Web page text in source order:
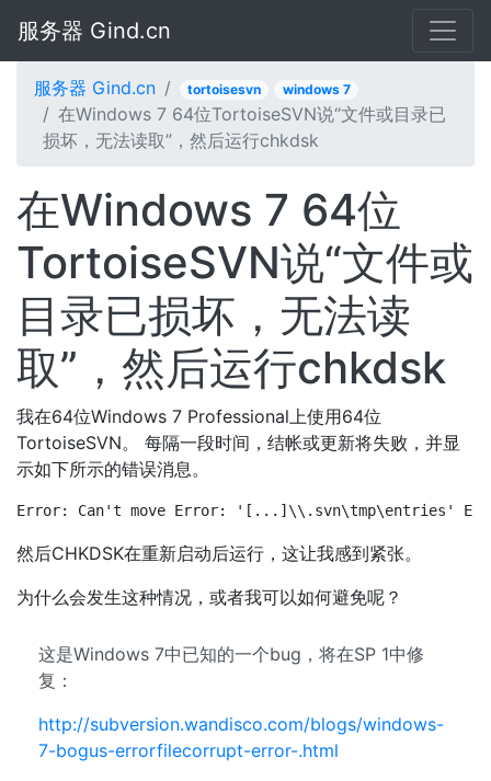
服务器 Gind.cn
服务器 Gind.cn tortoisesvn windows 7
在Windows 7 64位TortoiseSVN说“文件或目录已
损坏，无法读取”，然后运行chkdsk
在Windows 7 64位
TortoiseSVN说“文件或
目录已损坏，无法读
取”，然后运行chkdsk
我在64位Windows 7 Professional上使用64位
TortoiseSVN。 每隔一段时间，结帐或更新将失败，并显
示如下所示的错误消息。
Error: Can't move Error: '[...]\\.svn\tmp\entries'
然后CHKDSK在重新启动后运行，这让我感到紧张。
为什么会发生这种情况，或者我可以如何避免呢？
这是Windows 7中已知的一个bug，将在SP 1中修
复：
http://subversion.wandisco.com/blogs/windows-
7-bogus-errorfilecorrupt-error-.html